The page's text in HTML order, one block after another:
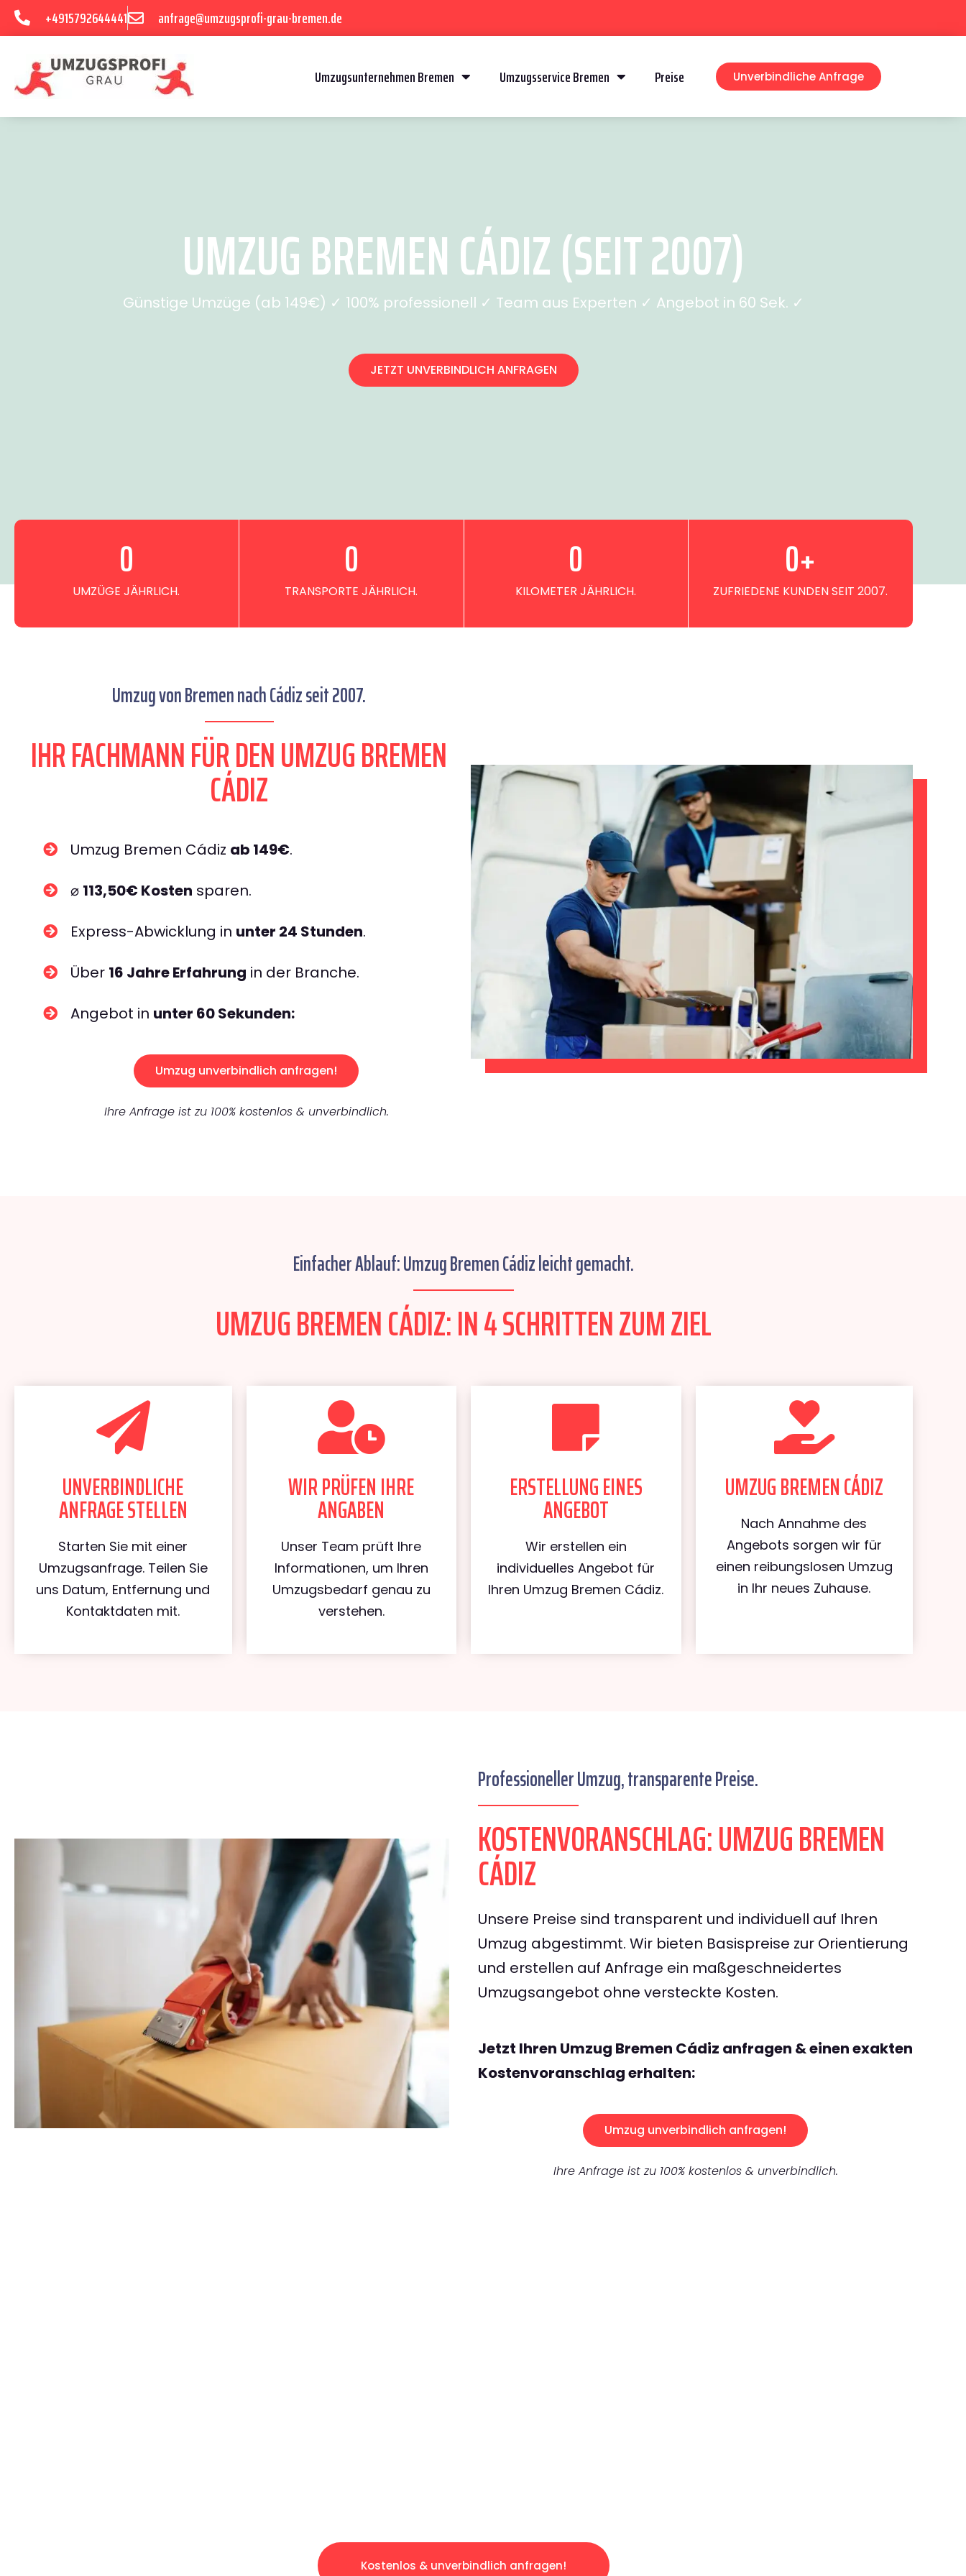
+4915792644441 anfrage@umzugsprofi-grau-bremen.de
Umzugsunternehmen Bremen Umzugsservice Bremen Preise Unverbindliche Anfrage
UMZUG BREMEN CÁDIZ (SEIT 2007)
Günstige Umzüge (ab 149€) ✓ 100% professionell ✓ Team aus Experten ✓ Angebot in 60 Sek. ✓
JETZT UNVERBINDLICH ANFRAGEN
UMZÜGE JÄHRLICH.
0
TRANSPORTE JÄHRLICH.
0
KILOMETER JÄHRLICH.
0
ZUFRIEDENE KUNDEN SEIT 2007.
0+
Umzug von Bremen nach Cádiz seit 2007.
IHR FACHMANN FÜR DEN UMZUG BREMEN
CÁDIZ
Umzug Bremen Cádiz ab 149€.
⌀ 113,50€ Kosten sparen.
Express-Abwicklung in unter 24 Stunden.
Über 16 Jahre Erfahrung in der Branche.
Angebot in unter 60 Sekunden:
Umzug unverbindlich anfragen!
Ihre Anfrage ist zu 100% kostenlos & unverbindlich.
Einfacher Ablauf: Umzug Bremen Cádiz leicht gemacht.
UMZUG BREMEN CÁDIZ: IN 4 SCHRITTEN ZUM ZIEL
UNVERBINDLICHE
ANFRAGE STELLEN
Starten Sie mit einer
Umzugsanfrage. Teilen Sie
uns Datum, Entfernung und
Kontaktdaten mit.
WIR PRÜFEN IHRE
ANGABEN
Unser Team prüft Ihre
Informationen, um Ihren
Umzugsbedarf genau zu
verstehen.
ERSTELLUNG EINES
ANGEBOT
Wir erstellen ein
individuelles Angebot für
Ihren Umzug Bremen Cádiz.
UMZUG BREMEN CÁDIZ
Nach Annahme des
Angebots sorgen wir für
einen reibungslosen Umzug
in Ihr neues Zuhause.
Professioneller Umzug, transparente Preise.
KOSTENVORANSCHLAG: UMZUG BREMEN
CÁDIZ
Unsere Preise sind transparent und individuell auf Ihren
Umzug abgestimmt. Wir bieten Basispreise zur Orientierung
und erstellen auf Anfrage ein maßgeschneidertes
Umzugsangebot ohne versteckte Kosten.
Jetzt Ihren Umzug Bremen Cádiz anfragen & einen exakten
Kostenvoranschlag erhalten:
Umzug unverbindlich anfragen!
Ihre Anfrage ist zu 100% kostenlos & unverbindlich.
Kostenlos & unverbindlich anfragen!